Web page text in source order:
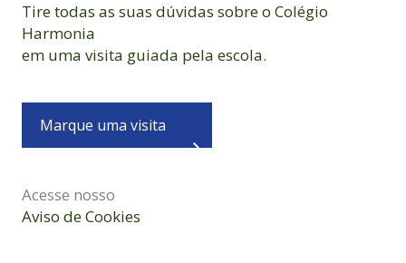
Tire todas as suas dúvidas sobre o Colégio
Harmonia
em uma visita guiada pela escola.
Marque uma visita
Acesse nosso
Aviso de Cookies